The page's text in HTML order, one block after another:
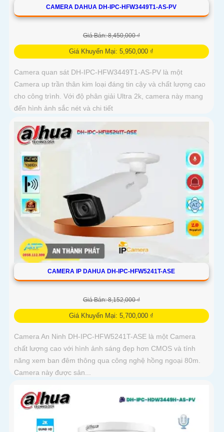
CAMERA DAHUA DH-IPC-HFW3449T1-AS-PV
Giá Bán: 8,450,000 ₫
Giá Khuyến Mại: 5,950,000 ₫
Camera quan sát DH-IPC-HFW3449T1-AS-PV là một
Camera up trần thân kim loại đáng tin cậy và chất lượng cao
cho công trình. Với độ phân giải Ultra 2k, camera này mang
đến hình ảnh sắc nét và chi tiết
CAMERA IP DAHUA DH-IPC-HFW5241T-ASE
Giá Bán: 8,152,000 ₫
Giá Khuyến Mại: 5,700,000 ₫
Camera An Ninh DH-IPC-HFW5241T-ASE là một Camera
chất lượng cao với hình ảnh sáng đẹp hơn CMOS và tính
năng xem ban đêm thông qua công nghệ hồng ngoại 80m.
Camera này được sản...